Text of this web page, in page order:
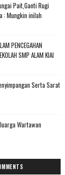
Pait,Ganti Rugi
: Mungkin inilah
PENCEGAHAN
SMP ALAM KIAI
Serta Sarat
Wartawan